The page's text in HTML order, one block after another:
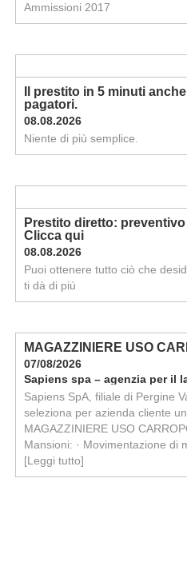
Ammissioni 2017
Il prestito in 5 minuti
pagatori.
08.08.2026
Niente di più semplice.
Prestito diretto: preventivo
Clicca qui
08.08.2026
Puoi ottenere tutto ciò che
ti dà di più
MAGAZZINIERE USO
07/08/2026
Sapiens SpA, filiale di Pergine
seleziona per azienda cliente
MAGAZZINIERE USO
Mansioni: · Movimentazione di
[Leggi tutto]